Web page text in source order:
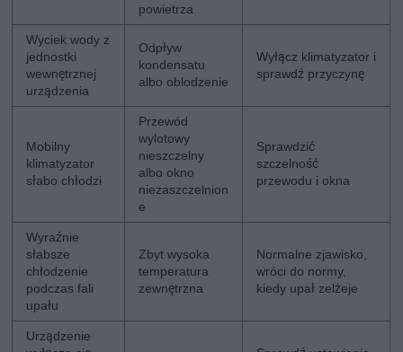
powietrza
Wyciek wody z
jednostki
wewnętrznej
urządzenia
Odpływ
kondensatu
albo oblodzenie
Wyłącz klimatyzator i
sprawdź przyczynę
Mobilny
klimatyzator
słabo chłodzi
Przewód
wylotowy
nieszczelny
albo okno
niezaszczelnion
e
Sprawdzić
szczelność
przewodu i okna
Wyraźnie
słabsze
chłodzenie
podczas fali
upału
Zbyt wysoka
temperatura
zewnętrzna
Normalne zjawisko,
wróci do normy,
kiedy upał zelżeje
Urządzenie